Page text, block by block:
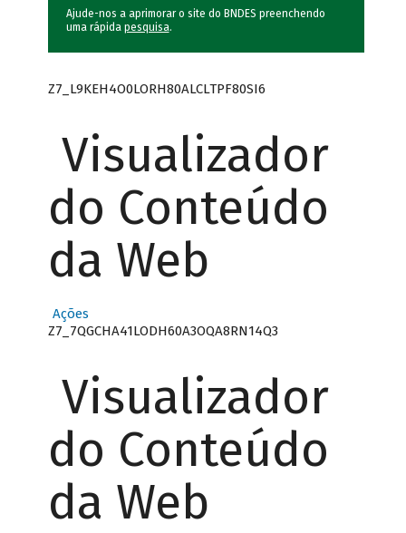
Ajude-nos a aprimorar o site do BNDES preenchendo
uma rápida pesquisa.
Z7_L9KEH4O0LORH80ALCLTPF80SI6
Visualizador
do Conteúdo
da Web
Ações
Z7_7QGCHA41LODH60A3OQA8RN14Q3
Visualizador
do Conteúdo
da Web